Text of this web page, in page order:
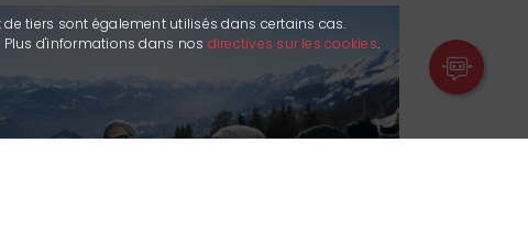
tiers sont également utilisés dans certains cas.
d'informations dans nos directives sur les cookies.